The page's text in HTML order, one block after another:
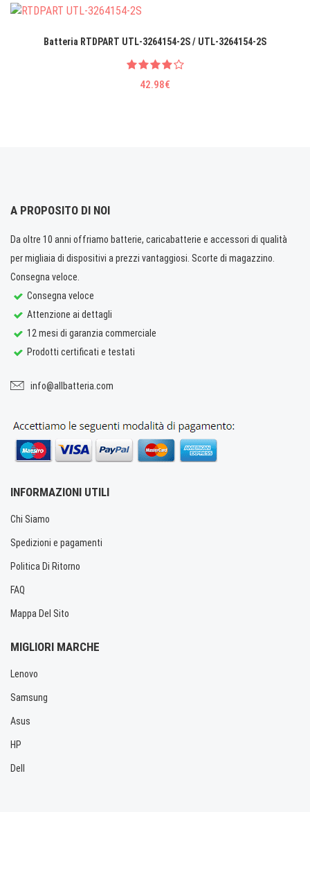
Batteria RTDPART UTL-3264154-2S / UTL-3264154-2S
42.98€
A PROPOSITO DI NOI
Da oltre 10 anni offriamo batterie, caricabatterie e accessori di qualità
per migliaia di dispositivi a prezzi vantaggiosi. Scorte di magazzino.
Consegna veloce.
Consegna veloce
Attenzione ai dettagli
12 mesi di garanzia commerciale
Prodotti certificati e testati
info@allbatteria.com
INFORMAZIONI UTILI
Chi Siamo
Spedizioni e pagamenti
Politica Di Ritorno
FAQ
Mappa Del Sito
MIGLIORI MARCHE
Lenovo
Samsung
Asus
HP
Dell